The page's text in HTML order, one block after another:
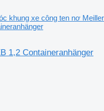
khung xe công ten nơ Meiller
1,2 Containeranhänger